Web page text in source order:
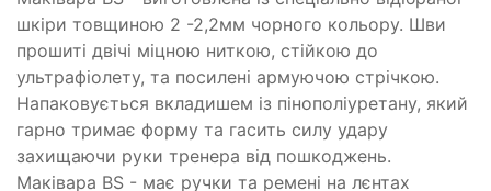
шкіри товщиною 2 -2,2мм чорного кольору. Шви
прошиті двічі міцною ниткою, стійкою до
ультрафіолету, та посилені армуючою стрічкою.
Напаковується вкладишем із пінополіуретану, який
гарно тримає форму та гасить силу удару
захищаючи руки тренера від пошкоджень.
Маківара BS - має ручки та ремені на лєнтах